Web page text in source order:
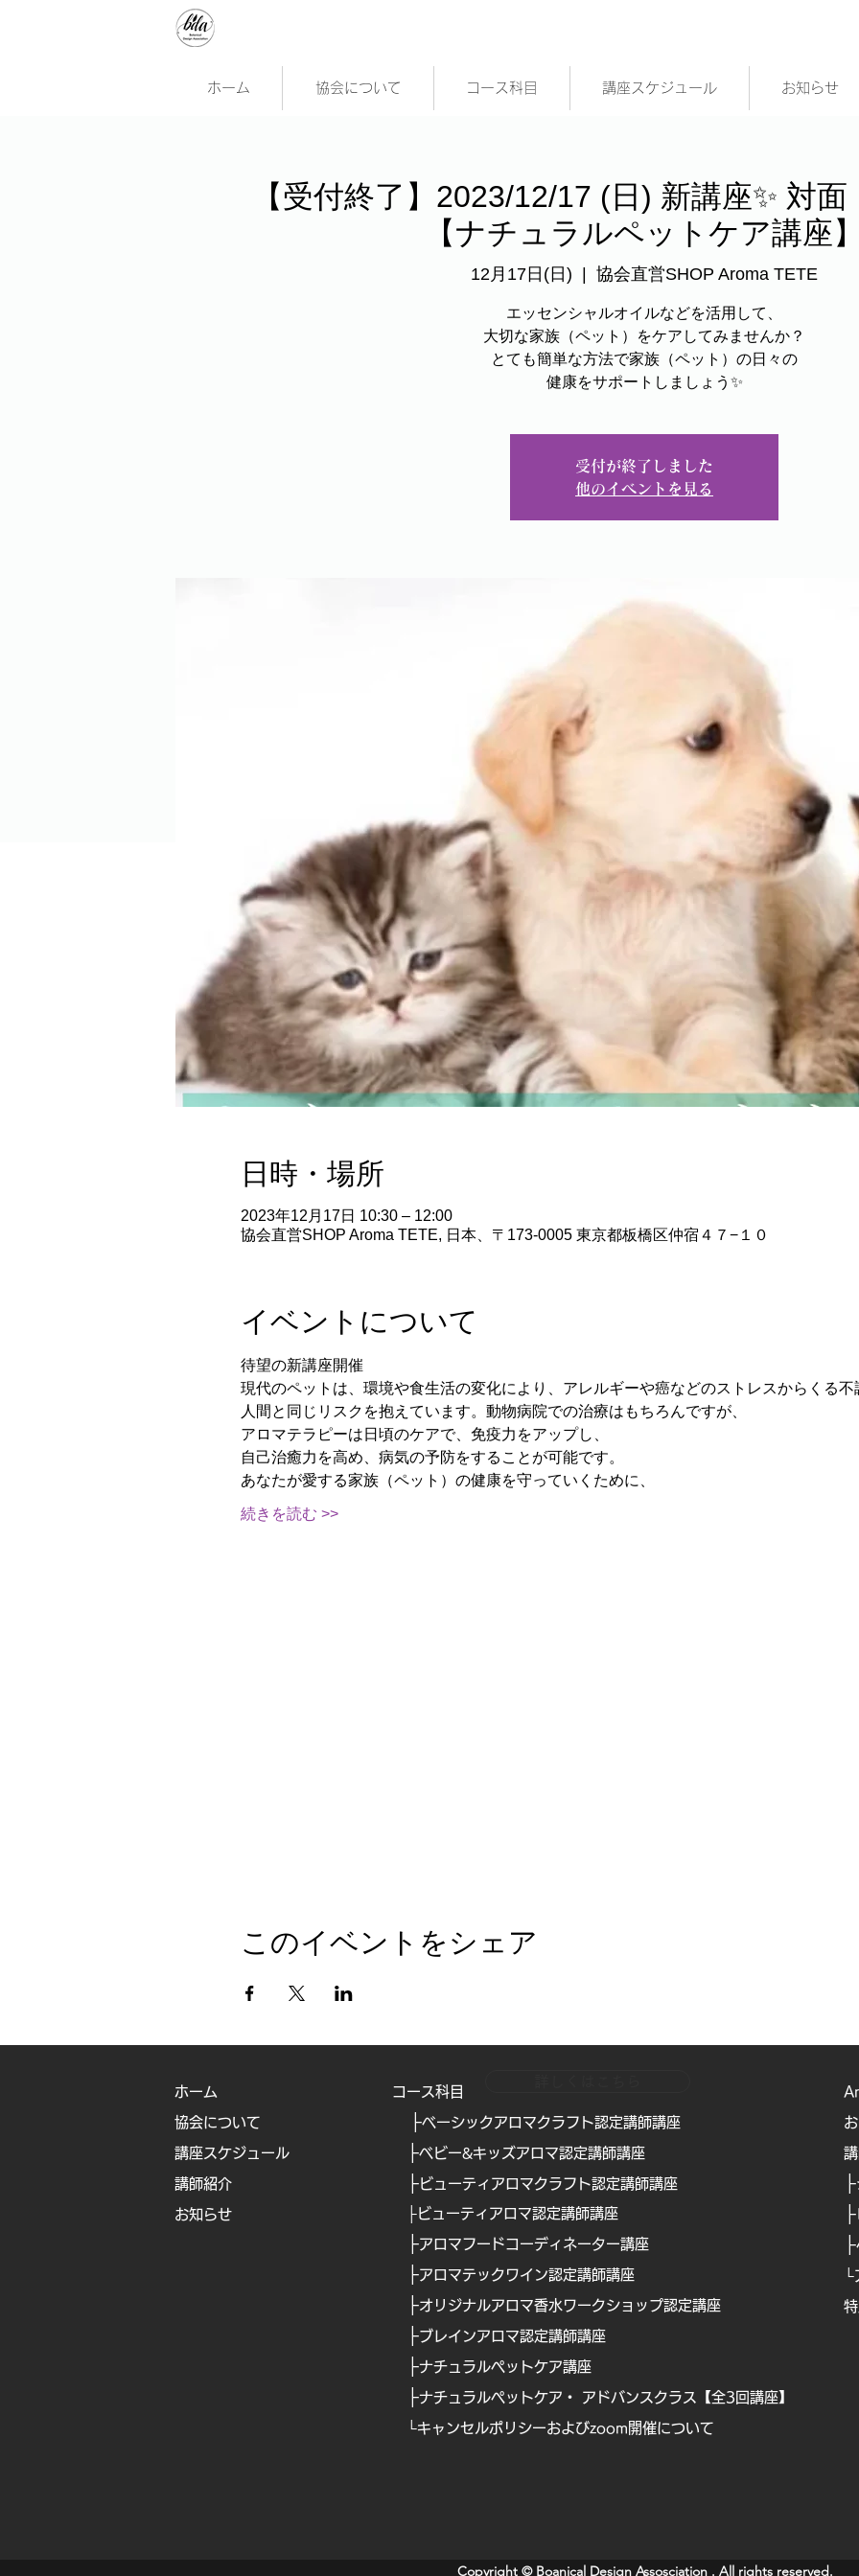
ホーム 協会について コース科目 講座スケジュール お知らせ
【受付終了】2023/12/17 (日) 新講座✨ 対
【ナチュラルペットケア講座】
12月17日(日)
  |
協会直営SHOP Aroma TETE
エッセンシャルオイルなどを活用して、
大切な家族（ペット）をケアしてみませんか？
とても簡単な方法で家族（ペット）の日々の
健康をサポートしましょう✨
受付が終了しました
他のイベントを見る
日時・場所
2023年12月17日 10:30 – 12:00
協会直営SHOP Aroma TETE, 日本、〒173-0005 東京都板橋区仲宿４７−１０
イベントについて
待望の新講座開催
現代のペットは、環境や食生活の変化により、アレルギーや癌などのストレスからくる不
人間と同じリスクを抱えています。動物病院での治療はもちろんですが、
アロマテラピーは日頃のケアで、免疫力をアップし、
自己治癒力を高め、病気の予防をすることが可能です。
あなたが愛する家族（ペット）の健康を守っていくために、
続きを読む >>
このイベントをシェア
ホーム
協会について
講座スケジュール
講師紹介
お知らせ
コース科目
├ベーシックアロマクラフト認定講師講座
├ベビー&キッズアロマ認定講師講座
├ ビューティアロマクラフト認定講師講座
├ ビューティアロマ認定講師講座
├アロマフードコーディネーター講座
├アロマテックワイン認定講師講座
├オリジナルアロマ香水ワークショップ認定講座
├ブレインアロマ認定講師講座
├ナチュラルペットケア講座
├ナチュラルペットケア・ アドバンスクラス【全3回講座】
└キャンセルポリシーおよびzoom開催について
​
├
├
├
└
Copyright © Boanical Design Assosciation . All rights reserved.